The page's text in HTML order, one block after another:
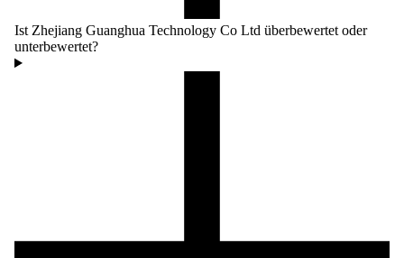
Ist Zhejiang Guanghua Technology Co Ltd überbewertet oder
unterbewertet?